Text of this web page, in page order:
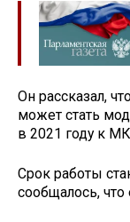
Он рассказал,
может стать
в 2021 году к
Срок работы
сообщалось, что